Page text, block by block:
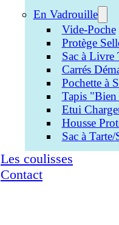
En Vadrouille
Vide-Poche
Protège
Sac à Livre
Carrés
Pochette à
Tapis
Etui
Housse
Sac à Tarte/
Les coulisses
Contact